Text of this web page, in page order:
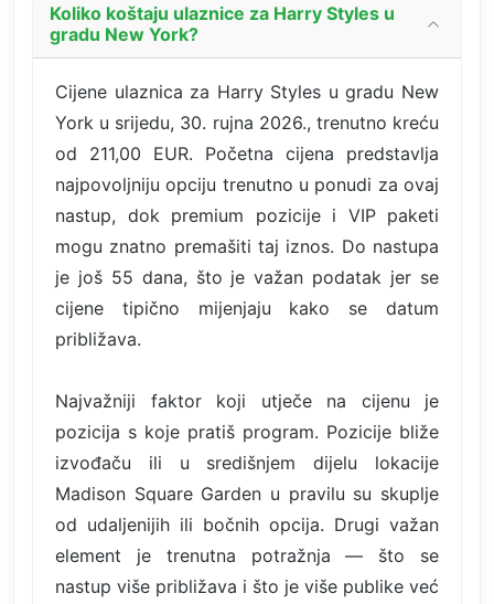
Koliko koštaju ulaznice za Harry Styles u
gradu New York?
Cijene ulaznica za Harry Styles u gradu New
York u srijedu, 30. rujna 2026., trenutno kreću
od 211,00 EUR. Početna cijena predstavlja
najpovoljniju opciju trenutno u ponudi za ovaj
nastup, dok premium pozicije i VIP paketi
mogu znatno premašiti taj iznos. Do nastupa
je još 55 dana, što je važan podatak jer se
cijene tipično mijenjaju kako se datum
približava.
Najvažniji faktor koji utječe na cijenu je
pozicija s koje pratiš program. Pozicije bliže
izvođaču ili u središnjem dijelu lokacije
Madison Square Garden u pravilu su skuplje
od udaljenijih ili bočnih opcija. Drugi važan
element je trenutna potražnja — što se
nastup više približava i što je više publike već